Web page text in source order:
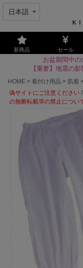
新商品 セール
お盆期間中
【重要】地震の
HOME
着付け用品 肌着
偽サイトにご注意ください
の無断転載等の禁止につい